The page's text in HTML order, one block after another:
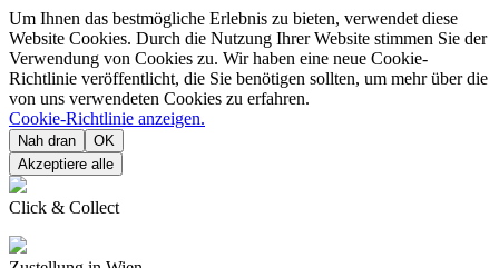
Um Ihnen das bestmögliche Erlebnis zu bieten, verwendet diese
Website Cookies. Durch die Nutzung Ihrer Website stimmen Sie der
Verwendung von Cookies zu. Wir haben eine neue Cookie-
Richtlinie veröffentlicht, die Sie benötigen sollten, um mehr über die
von uns verwendeten Cookies zu erfahren.
Cookie-Richtlinie anzeigen.
Nah dran
OK
Akzeptiere alle
Click & Collect